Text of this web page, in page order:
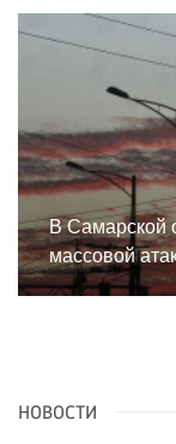
В Самарской
массовой
НОВОСТИ